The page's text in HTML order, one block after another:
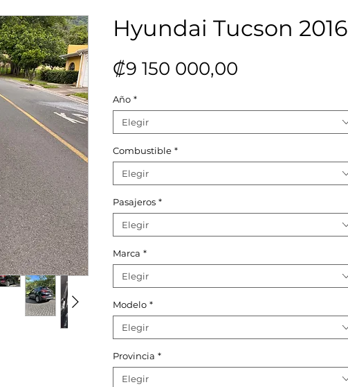
Hyundai Tucson 2016
₡9 150 000,00
Año *
Elegir
Combustible *
Elegir
Pasajeros *
Elegir
Marca *
Elegir
Modelo *
Elegir
Provincia *
Elegir